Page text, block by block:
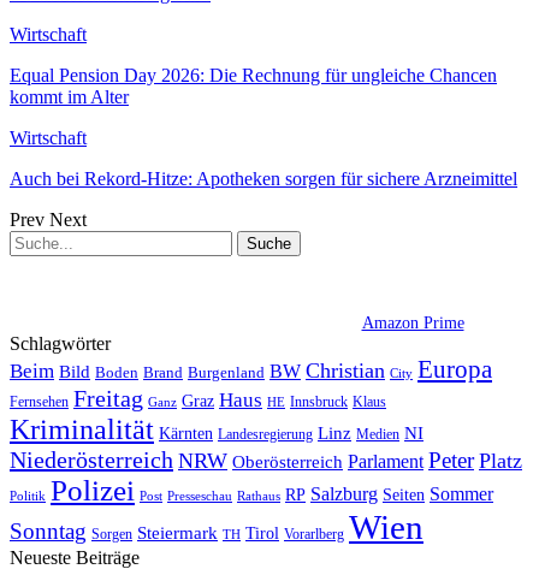
Wirtschaft
Equal Pension Day 2026: Die Rechnung für ungleiche Chancen
kommt im Alter
Wirtschaft
Auch bei Rekord-Hitze: Apotheken sorgen für sichere Arzneimittel
Prev Next
Amazon Prime
Schlagwörter
Beim Bild Boden Brand Burgenland BW Christian City Europa
Fernsehen Freitag Ganz Graz Haus HE Innsbruck Klaus
Kriminalität Kärnten Landesregierung Linz Medien NI
Niederösterreich NRW Oberösterreich Parlament Peter Platz
Politik Polizei Post Presseschau Rathaus RP Salzburg Seiten Sommer
Sonntag Sorgen Steiermark TH Tirol Vorarlberg Wien
Neueste Beiträge